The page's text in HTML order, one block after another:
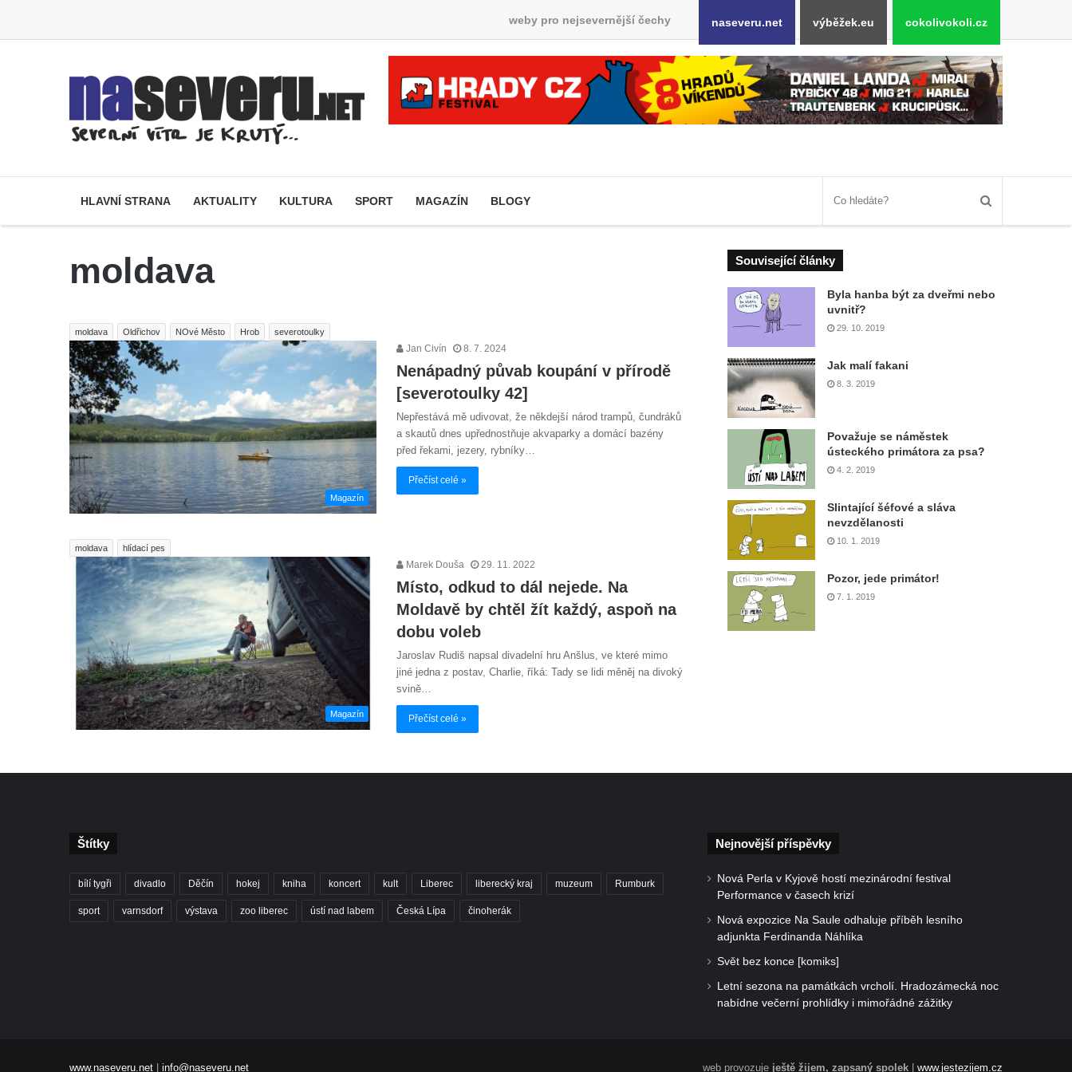
weby pro nejsevernější čechy naseveru.net výběžek.eu cokolivokoli.cz
HLAVNÍ STRANA AKTUALITY KULTURA SPORT MAGAZÍN BLOGY
moldava
moldava Oldřichov NOvé Město Hrob severotoulky
Magazín
Jan Civín 8. 7. 2024
Nenápadný půvab koupání v přírodě
[severotoulky 42]
Nepřestává mě udivovat, že někdejší národ trampů, čundráků
a skautů dnes upřednostňuje akvaparky a domácí bazény
před řekami, jezery, rybníky…
Přečíst celé »
moldava hlídací pes
Magazín
Marek Douša 29. 11. 2022
Místo, odkud to dál nejede. Na
Moldavě by chtěl žít každý, aspoň na
dobu voleb
Jaroslav Rudiš napsal divadelní hru Anšlus, ve které mimo
jiné jedna z postav, Charlie, říká: Tady se lidi měněj na divoký
svině…
Přečíst celé »
Související články
Byla hanba být za dveřmi nebo
uvnitř?
29. 10. 2019
Jak malí fakani
8. 3. 2019
Považuje se náměstek
ústeckého primátora za psa?
4. 2. 2019
Slintající šéfové a sláva
nevzdělanosti
10. 1. 2019
Pozor, jede primátor!
7. 1. 2019
Štítky
bílí tygři divadlo Děčín hokej kniha koncert kult Liberec liberecký kraj muzeum Rumburk
sport varnsdorf výstava zoo liberec ústí nad labem Česká Lípa činoherák
Nejnovější příspěvky
Nová Perla v Kyjově hostí mezinárodní festival
Performance v časech krizí
Nová expozice Na Saule odhaluje příběh lesního
adjunkta Ferdinanda Náhlíka
Svět bez konce [komiks]
Letní sezona na památkách vrcholí. Hradozámecká noc
nabídne večerní prohlídky i mimořádné zážitky
www.naseveru.net info@naseveru.net web provozuje ještě žijem, zapsaný spolek www.jestezijem.cz